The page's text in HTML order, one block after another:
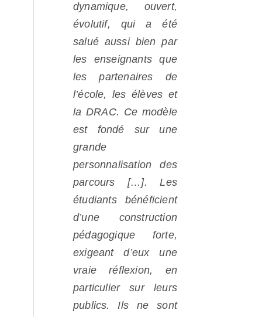
dynamique, ouvert,
évolutif, qui a été
salué aussi bien par
les enseignants que
les partenaires de
l’école, les élèves et
la DRAC. Ce modèle
est fondé sur une
grande
personnalisation des
parcours […]. Les
étudiants bénéficient
d’une construction
pédagogique forte,
exigeant d’eux une
vraie réflexion, en
particulier sur leurs
publics. Ils ne sont